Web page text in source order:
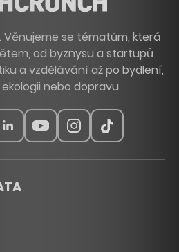
Věnujeme se tématům, která
od byznysu a startupů
a vzdělávání až po bydlení,
nebo dopravu.